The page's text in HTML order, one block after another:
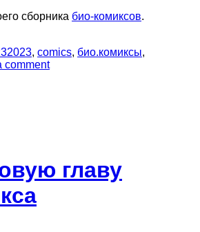
сборника био-комиксов.
2023, comics, био.комиксы,
comment
главу